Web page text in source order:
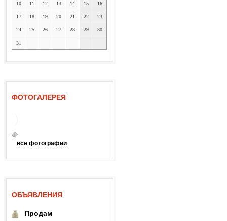
10 11 12 13 14 15 16
17 18 19 20 21 22 23
24 25 26 27 28 29 30
31
ФОТОГАЛЕРЕЯ
все фотографии
ОБЪЯВЛЕНИЯ
Продам